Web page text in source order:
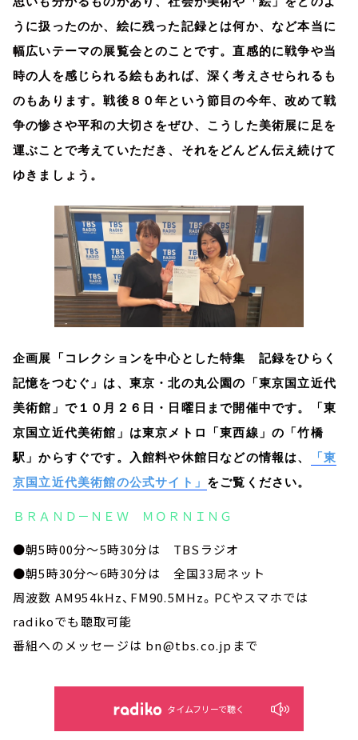
うに扱ったのか、絵に残った記録とは何か、など本当に
幅広いテーマの展覧会とのことです。直感的に戦争や当
時の人を感じられる絵もあれば、深く考えさせられるも
のもあります。戦後８０年という節目の今年、改めて戦
争の惨さや平和の大切さをぜひ、こうした美術展に足を
運ぶことで考えていただき、それをどんどん伝え続けて
ゆきましょう。
企画展「コレクションを中心とした特集 記録をひらく
記憶をつむぐ」は、東京・北の丸公園の「東京国立近代
美術館」で１０月２６日・日曜日まで開催中です。「東
京国立近代美術館」は東京メトロ「東西線」の「竹橋
駅」からすぐです。入館料や休館日などの情報は、
「東
京国立近代美術館の公式サイト」 をご覧ください。
ＢＲＡＮＤ－ＮＥＷ ＭＯＲＮＩＮＧ
●朝5時00分～5時30分は TBSラジオ
●朝5時30分～6時30分は 全国33局ネット
周波数 AM954kHz、FM90.5MHz。PCやスマホでは
radikoでも聴取可能
番組へのメッセージは bn@tbs.co.jpまで
タイムフリーで聴く